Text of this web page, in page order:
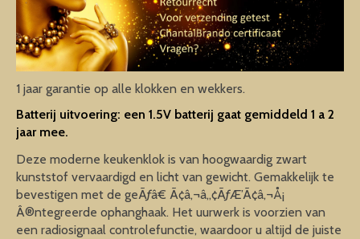
1 jaar garantie op alle klokken en wekkers.
Batterij uitvoering: een 1.5V batterij gaat gemiddeld 1 a 2
jaar mee.
Deze moderne keukenklok is van hoogwaardig zwart
kunststof vervaardigd en licht van gewicht. Gemakkelijk te
bevestigen met de geÃƒâ€ Ã¢â‚¬â„¢ÃƒÆ’Ã¢â‚¬Å¡
Â®ntegreerde ophanghaak. Het uurwerk is voorzien van
een radiosignaal controlefunctie, waardoor u altijd de juiste